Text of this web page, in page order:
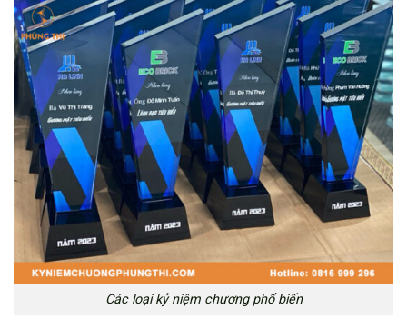
Các loại kỷ niệm chương phổ biến